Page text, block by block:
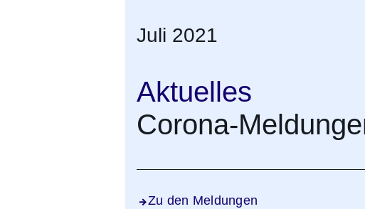
Juli 2021
Aktuelles
Corona-
Zu den Meldungen